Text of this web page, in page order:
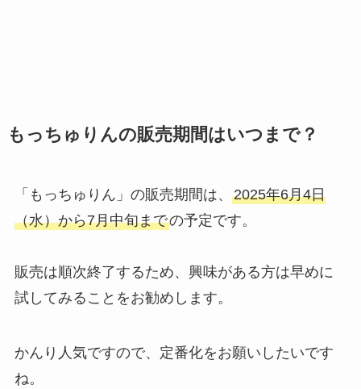
もっちゅりんの販売期間はいつまで？
「もっちゅりん」の販売期間は、 2025年6月4日
（水）から7月中旬までの予定です。
販売は順次終了するため、興味がある方は早めに
試してみることをお勧めします。
かんり人気ですので、定番化をお願いしたいです
ね。